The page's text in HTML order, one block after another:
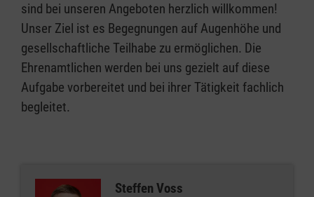
sind bei unseren Angeboten herzlich willkommen!
Unser Ziel ist es Begegnungen auf Augenhöhe und
gesellschaftliche Teilhabe zu ermöglichen. Die
Ehrenamtlichen werden bei uns gezielt auf diese
Aufgabe vorbereitet und bei ihrer Tätigkeit fachlich
begleitet.
Steffen Voss